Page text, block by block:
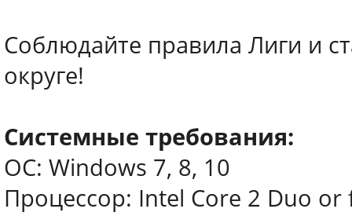
Соблюдайте правила Лиги и
округе!
Системные требования:
ОС: Windows 7, 8, 10
Процессор: Intel Core 2 Duo or